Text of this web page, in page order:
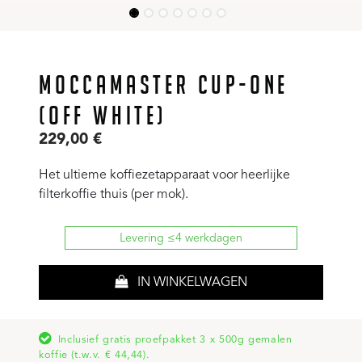
MOCCAMASTER CUP-ONE
(OFF WHITE)
229,00 €
Het ultieme koffiezetapparaat voor heerlijke
filterkoffie thuis (per mok).
Levering ≤4 werkdagen
IN WINKELWAGEN
Inclusief gratis proefpakket 3 x 500g gemalen
koffie (t.w.v. € 44,44).